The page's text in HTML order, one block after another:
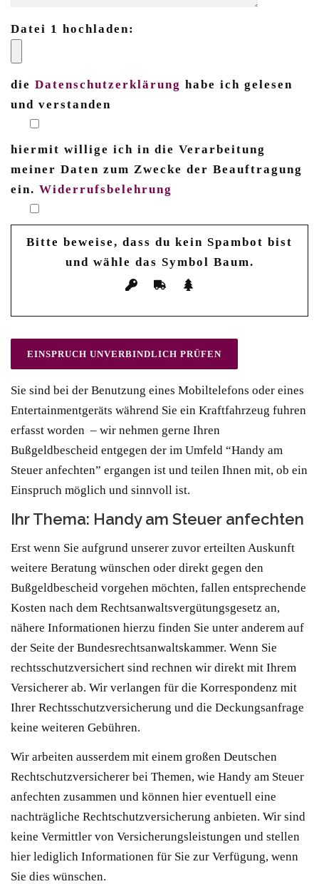
Datei 1 hochladen:
die Datenschutzerklärung habe ich gelesen
und verstanden
hiermit willige ich in die Verarbeitung
meiner Daten zum Zwecke der Beauftragung
ein. Widerrufsbelehrung
Bitte beweise, dass du kein Spambot bist
und wähle das Symbol Baum.
Sie sind bei der Benutzung eines Mobiltelefons oder eines
Entertainmentgeräts während Sie ein Kraftfahrzeug fuhren
erfasst worden – wir nehmen gerne Ihren
Bußgeldbescheid entgegen der im Umfeld “Handy am
Steuer anfechten” ergangen ist und teilen Ihnen mit, ob ein
Einspruch möglich und sinnvoll ist.
Ihr Thema: Handy am Steuer anfechten
Erst wenn Sie aufgrund unserer zuvor erteilten Auskunft
weitere Beratung wünschen oder direkt gegen den
Bußgeldbescheid vorgehen möchten, fallen entsprechende
Kosten nach dem Rechtsanwaltsvergütungsgesetz an,
nähere Informationen hierzu finden Sie unter anderem auf
der Seite der Bundesrechtsanwaltskammer. Wenn Sie
rechtsschutzversichert sind rechnen wir direkt mit Ihrem
Versicherer ab. Wir verlangen für die Korrespondenz mit
Ihrer Rechtsschutzversicherung und die Deckungsanfrage
keine weiteren Gebühren.
Wir arbeiten ausserdem mit einem großen Deutschen
Rechtschutzversicherer bei Themen, wie Handy am Steuer
anfechten zusammen und können hier eventuell eine
nachträgliche Rechtschutzversicherung anbieten. Wir sind
keine Vermittler von Versicherungsleistungen und stellen
hier lediglich Informationen für Sie zur Verfügung, wenn
Sie dies wünschen.